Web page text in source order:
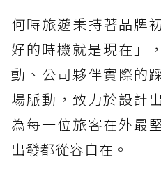
何時旅遊秉持著品牌
好的時機就是現在」
動、公司夥伴實際的
場脈動，致力於設計
為每一位旅客在外最
出發都從容自在。